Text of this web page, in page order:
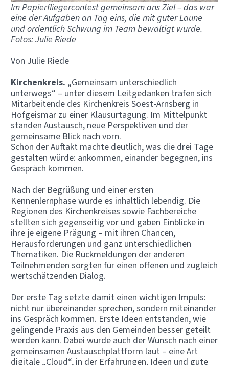
Im Papierfliegercontest gemeinsam ans Ziel – das war
eine der Aufgaben an Tag eins, die mit guter Laune
und ordentlich Schwung im Team bewältigt wurde.
Fotos: Julie Riede
Von Julie Riede
Kirchenkreis. „Gemeinsam unterschiedlich
unterwegs“ – unter diesem Leitgedanken trafen sich
Mitarbeitende des Kirchenkreis Soest-Arnsberg in
Hofgeismar zu einer Klausurtagung. Im Mittelpunkt
standen Austausch, neue Perspektiven und der
gemeinsame Blick nach vorn.
Schon der Auftakt machte deutlich, was die drei Tage
gestalten würde: ankommen, einander begegnen, ins
Gespräch kommen.
Nach der Begrüßung und einer ersten
Kennenlernphase wurde es inhaltlich lebendig. Die
Regionen des Kirchenkreises sowie Fachbereiche
stellten sich gegenseitig vor und gaben Einblicke in
ihre je eigene Prägung – mit ihren Chancen,
Herausforderungen und ganz unterschiedlichen
Thematiken. Die Rückmeldungen der anderen
Teilnehmenden sorgten für einen offenen und zugleich
wertschätzenden Dialog.
Der erste Tag setzte damit einen wichtigen Impuls:
nicht nur übereinander sprechen, sondern miteinander
ins Gespräch kommen. Erste Ideen entstanden, wie
gelingende Praxis aus den Gemeinden besser geteilt
werden kann. Dabei wurde auch der Wunsch nach einer
gemeinsamen Austauschplattform laut – eine Art
digitale „Cloud“, in der Erfahrungen, Ideen und gute